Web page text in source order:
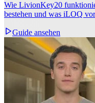
Wie LivionKey20
bestehen und was iLOQ
Guide ansehen